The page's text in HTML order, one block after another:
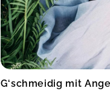
G‘schmeidig mit